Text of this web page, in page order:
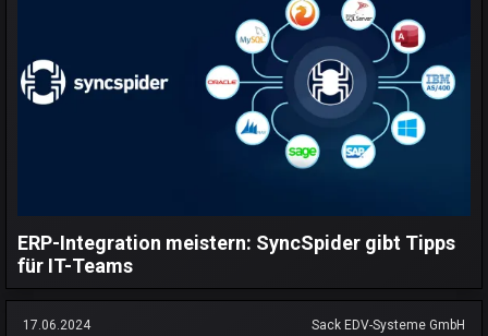
ERP-Integration meistern: SyncSpider gibt Tipps
für IT-Teams
17.06.2024 Sack EDV-Systeme GmbH